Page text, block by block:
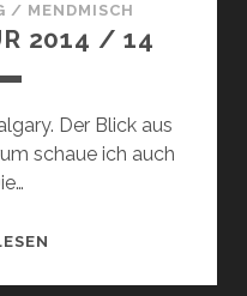
/ MENDMISCH
2014 / 14
Der Blick aus
schaue ich auch